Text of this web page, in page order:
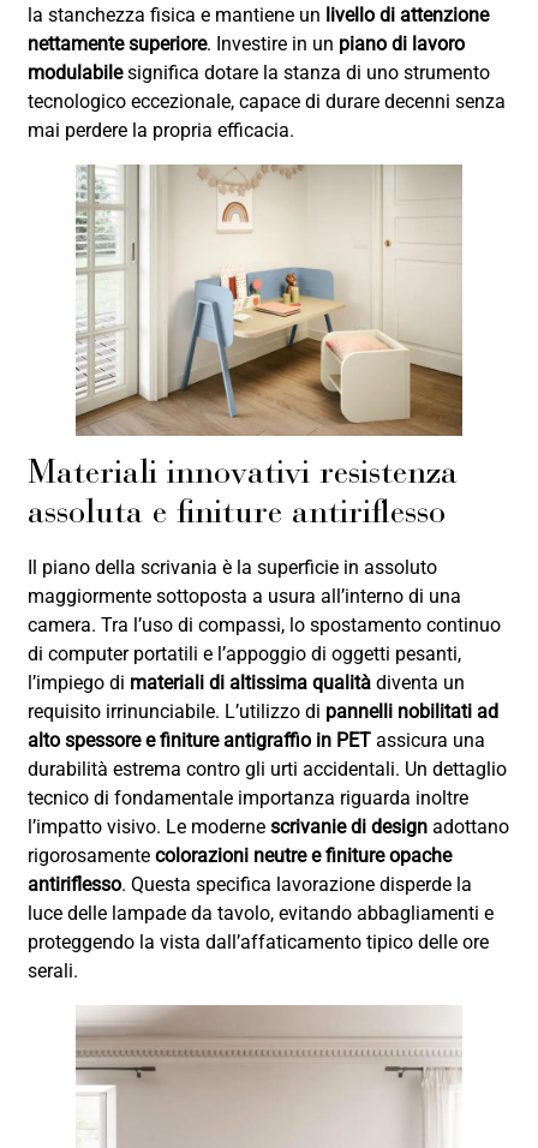
la stanchezza fisica e mantiene un livello di attenzione
nettamente superiore. Investire in un piano di lavoro
modulabilesignifica dotare la stanza di uno strumento
tecnologico eccezionale, capace di durare decenni senza
mai perdere la propria efficacia.
Materiali innovativi resistenza
assoluta e finiture antiriflesso
Il piano della scrivania è la superficie in assoluto
maggiormente sottoposta a usura all’interno di una
camera. Tra l’uso di compassi, lo spostamento continuo
di computer portatili e l’appoggio di oggetti pesanti,
l’impiego di materiali di altissima qualità diventa un
requisito irrinunciabile. L’utilizzo di pannelli nobilitati ad
alto spessore e finiture antigraffio in PET assicura una
durabilità estrema contro gli urti accidentali. Un dettaglio
tecnico di fondamentale importanza riguarda inoltre
l’impatto visivo. Le modernescrivanie di design adottano
rigorosamentecolorazioni neutre e finiture opache
antiriflesso. Questa specifica lavorazione disperde la
luce delle lampade da tavolo, evitando abbagliamenti e
proteggendo la vista dall’affaticamento tipico delle ore
serali.